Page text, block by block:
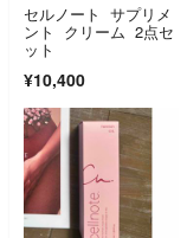
セルノート サプリメ
ント クリーム 2点セ
ット
¥10,400